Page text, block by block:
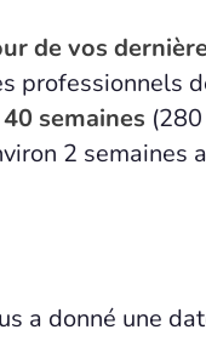
de vos
professionnels
40 semaines
2 semaines
a donné une